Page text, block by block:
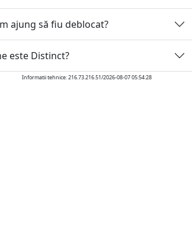
ajung să fiu deblocat?
este Distinct?
Informatii tehnice: 216.73.216.51/2026-08-07 05:54:28